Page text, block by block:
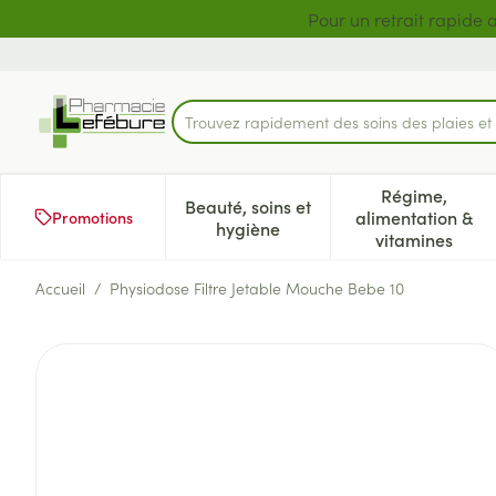
Pour un retrait rapide
Rechercher
Trouvez rapidement des soins des plaies
Promotions
Beauté, soins et
hygièneAfficher le sous-menu pour la
Régime,
alimentation &
vitamines
Afficher
Accueil / Physiodose Filtre Jetable Mouche Bebe 10
Physiodose Filtre Jetable